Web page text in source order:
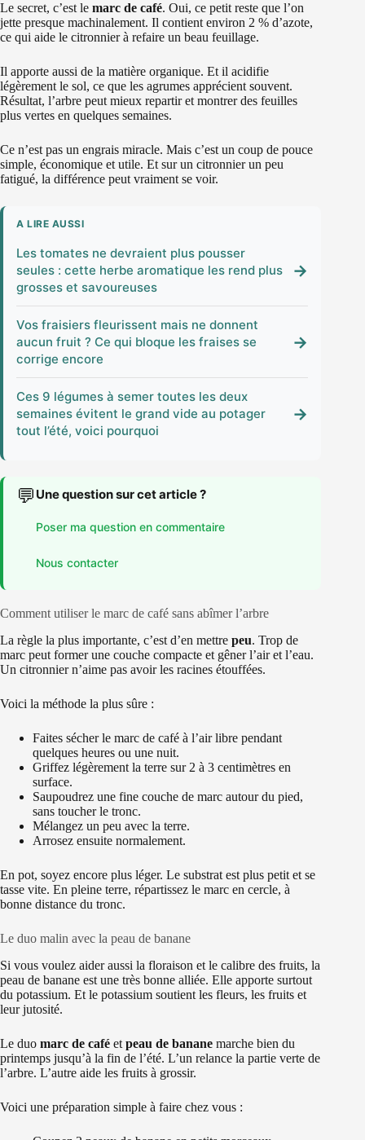
Le secret, c’est le marc de café. Oui, ce petit reste que l’on
jette presque machinalement. Il contient environ 2 % d’azote,
ce qui aide le citronnier à refaire un beau feuillage.
Il apporte aussi de la matière organique. Et il acidifie
légèrement le sol, ce que les agrumes apprécient souvent.
Résultat, l’arbre peut mieux repartir et montrer des feuilles
plus vertes en quelques semaines.
Ce n’est pas un engrais miracle. Mais c’est un coup de pouce
simple, économique et utile. Et sur un citronnier un peu
fatigué, la différence peut vraiment se voir.
A LIRE AUSSI
Les tomates ne devraient plus pousser
seules : cette herbe aromatique les rend plus
grosses et savoureuses
→
Vos fraisiers fleurissent mais ne donnent
aucun fruit ? Ce qui bloque les fraises se
corrige encore
→
Ces 9 légumes à semer toutes les deux
semaines évitent le grand vide au potager
tout l’été, voici pourquoi
→
💬 Une question sur cet article ?
Poser ma question en commentaire
Nous contacter
Comment utiliser le marc de café sans abîmer l’arbre
La règle la plus importante, c’est d’en mettre peu. Trop de
marc peut former une couche compacte et gêner l’air et l’eau.
Un citronnier n’aime pas avoir les racines étouffées.
Voici la méthode la plus sûre :
Faites sécher le marc de café à l’air libre pendant
quelques heures ou une nuit.
Griffez légèrement la terre sur 2 à 3 centimètres en
surface.
Saupoudrez une fine couche de marc autour du pied,
sans toucher le tronc.
Mélangez un peu avec la terre.
Arrosez ensuite normalement.
En pot, soyez encore plus léger. Le substrat est plus petit et se
tasse vite. En pleine terre, répartissez le marc en cercle, à
bonne distance du tronc.
Le duo malin avec la peau de banane
Si vous voulez aider aussi la floraison et le calibre des fruits, la
peau de banane est une très bonne alliée. Elle apporte surtout
du potassium. Et le potassium soutient les fleurs, les fruits et
leur jutosité.
Le duo marc de café et peau de banane marche bien du
printemps jusqu’à la fin de l’été. L’un relance la partie verte de
l’arbre. L’autre aide les fruits à grossir.
Voici une préparation simple à faire chez vous :